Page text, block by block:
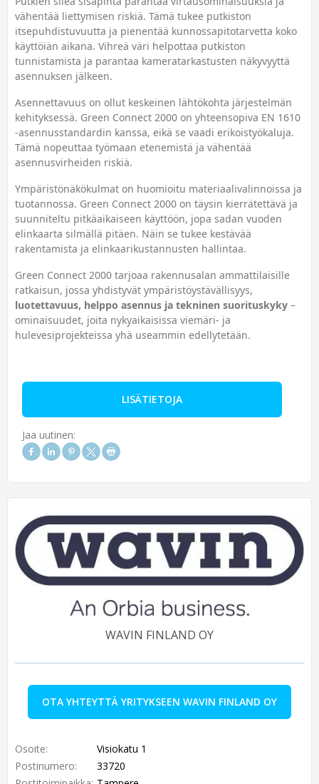
vähentää liettymisen riskiä. Tämä tukee putkiston
itsepuhdistuvuutta ja pienentää kunnossapitotarvetta koko
käyttöiän aikana. Vihreä väri helpottaa putkiston
tunnistamista ja parantaa kameratarkastusten näkyvyyttä
asennuksen jälkeen.
Asennettavuus on ollut keskeinen lähtökohta järjestelmän
kehityksessä. Green Connect 2000 on yhteensopiva EN 1610
‑asennusstandardin kanssa, eikä se vaadi erikoistyökaluja.
Tämä nopeuttaa työmaan etenemistä ja vähentää
asennusvirheiden riskiä.
Ympäristönäkökulmat on huomioitu materiaalivalinnoissa ja
tuotannossa. Green Connect 2000 on täysin kierrätettävä ja
suunniteltu pitkäaikaiseen käyttöön, jopa sadan vuoden
elinkaarta silmällä pitäen. Näin se tukee kestävää
rakentamista ja elinkaarikustannusten hallintaa.
Green Connect 2000 tarjoaa rakennusalan ammattilaisille
ratkaisun, jossa yhdistyvät ympäristöystävällisyys,
luotettavuus, helppo asennus ja tekninen suorituskyky –
ominaisuudet, joita nykyaikaisissa viemäri- ja
hulevesiprojekteissa yhä useammin edellytetään.
LISÄTIETOJA
Jaa uutinen:
WAVIN FINLAND OY
OTA YHTEYTTÄ YRITYKSEEN WAVIN FINLAND OY
Osoite:
Visiokatu 1
Postinumero:
33720